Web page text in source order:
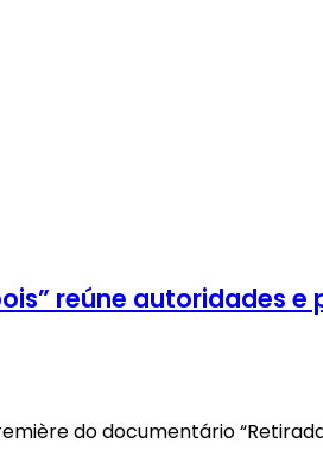
reúne autoridades
do documentário “Retirada